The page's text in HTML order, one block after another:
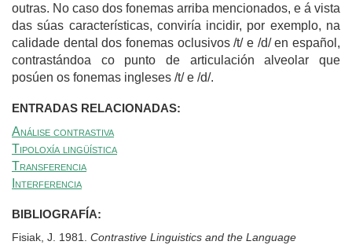
outras. No caso dos fonemas arriba mencionados, e á vista
das súas características, conviría incidir, por exemplo, na
calidade dental dos fonemas oclusivos /t/ e /d/ en español,
contrastándoa co punto de articulación alveolar que
posúen os fonemas ingleses /t/ e /d/.
ENTRADAS RELACIONADAS:
Análise contrastiva
Tipoloxía lingüística
Transferencia
Interferencia
BIBLIOGRAFÍA:
Fisiak, J. 1981. Contrastive Linguistics and the Language